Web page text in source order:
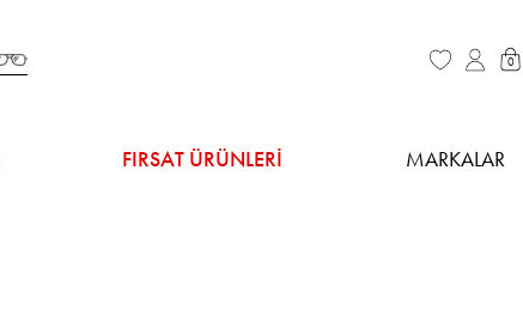
0
FIRSAT ÜRÜNLERİ MARKALAR